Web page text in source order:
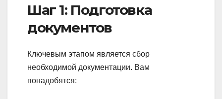
Шаг 1: Подготовка
документов
Ключевым этапом является сбор
необходимой документации. Вам
понадобятся: